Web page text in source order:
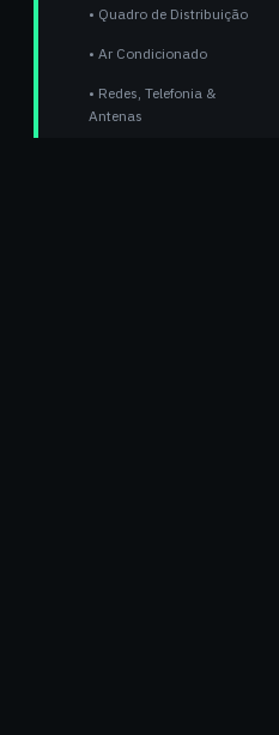
• Quadro de Distribuição
• Ar Condicionado
• Redes, Telefonia &
Antenas